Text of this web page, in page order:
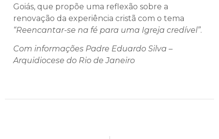
Goiás, que propõe uma reflexão sobre a
renovação da experiência cristã com o tema
“Reencantar-se na fé para uma Igreja credível”.
Com informações Padre Eduardo Silva –
Arquidiocese do Rio de Janeiro